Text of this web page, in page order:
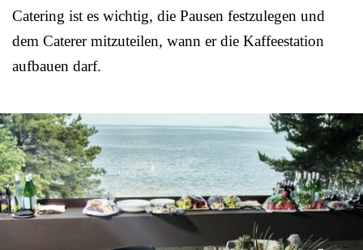
Catering ist es wichtig, die Pausen festzulegen und
dem Caterer mitzuteilen, wann er die Kaffeestation
aufbauen darf.